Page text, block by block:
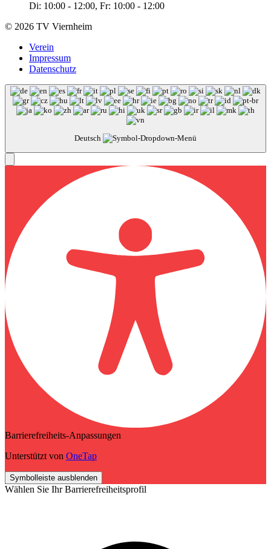
Di: 10:00 - 12:00, Fr: 10:00 - 12:00
© 2026 TV Viernheim
Verein
Impressum
Datenschutz
Deutsch
Barrierefreiheits-Anpassungen
Unterstützt von OneTap
Symbolleiste ausblenden
Wählen Sie Ihr Barrierefreiheitsprofil